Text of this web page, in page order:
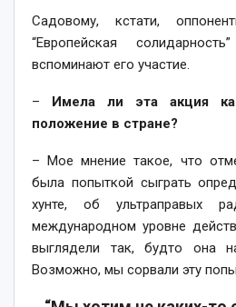
Садовому, кстати,
“Европейская
вспоминают его участие.
– Имела ли эта акция
положение в стране?
– Мое мнение такое, что
была попыткой сыграть
хунте, об ультраправых
международном уровне
выглядели так, будто она
Возможно, мы сорвали эту